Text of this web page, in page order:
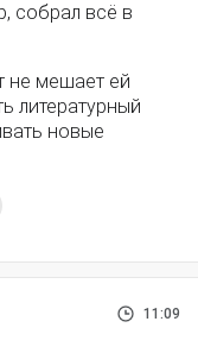
собрал всё в
не мешает ей
литературный
новые
11:09